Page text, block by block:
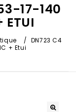
17-140
ETUI
/ DN723 C4
+ Etui